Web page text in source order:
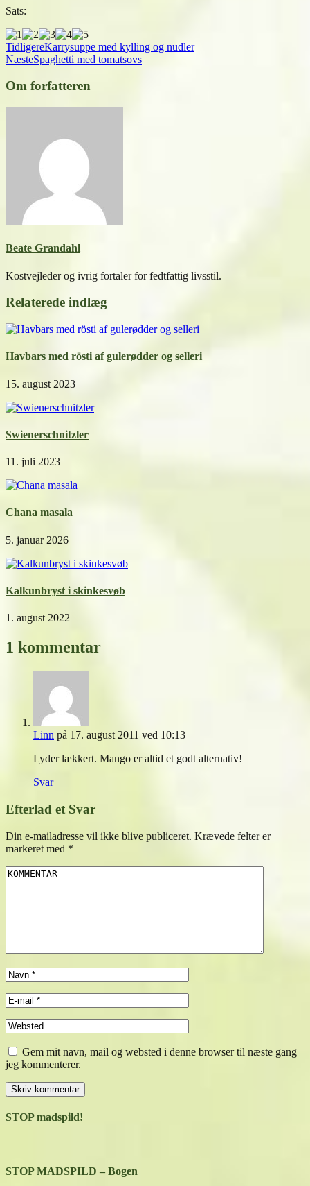
Sats:
TidligereKarrysuppe med kylling og nudler
NæsteSpaghetti med tomatsovs
Om forfatteren
Beate Grandahl
Kostvejleder og ivrig fortaler for fedtfattig livsstil.
Relaterede indlæg
Havbars med rösti af gulerødder og selleri
15. august 2023
Swienerschnitzler
11. juli 2023
Chana masala
5. januar 2026
Kalkunbryst i skinkesvøb
1. august 2022
1 kommentar
Linn på 17. august 2011 ved 10:13
Lyder lækkert. Mango er altid et godt alternativ!
Svar
Efterlad et Svar
Din e-mailadresse vil ikke blive publiceret. Krævede felter er
markeret med *
Gem mit navn, mail og websted i denne browser til næste gang
jeg kommenterer.
STOP madspild!
STOP MADSPILD – Bogen